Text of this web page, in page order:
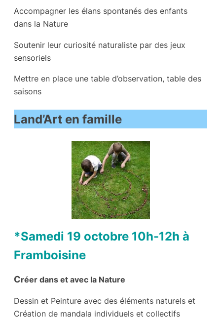
Accompagner les élans spontanés des enfants
dans la Nature
Soutenir leur curiosité naturaliste par des jeux
sensoriels
Mettre en place une table d’observation, table des
saisons
Land’Art en famille
*Samedi 19 octobre 10h-12h à
Framboisine
Créer dans et avec la Nature
Dessin et Peinture avec des éléments naturels et
Création de mandala individuels et collectifs